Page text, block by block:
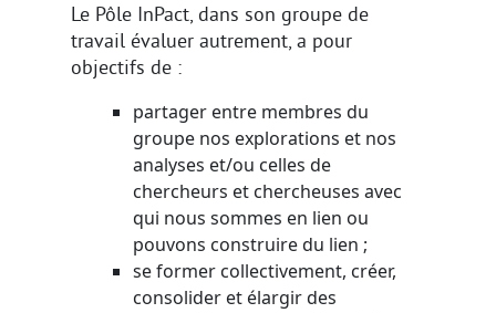
Le Pôle InPact, dans son groupe de
travail évaluer autrement, a pour
objectifs de :
partager entre membres du
groupe nos explorations et nos
analyses et/ou celles de
chercheurs et chercheuses avec
qui nous sommes en lien ou
pouvons construire du lien ;
se former collectivement, créer,
consolider et élargir des